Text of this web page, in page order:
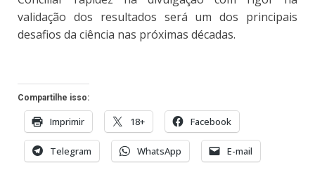
validação dos resultados será um dos principais
desafios da ciência nas próximas décadas.
Compartilhe isso:
Imprimir 18+ Facebook
Telegram WhatsApp E-mail